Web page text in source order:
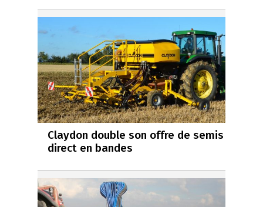
Claydon double son offre de semis
direct en bandes